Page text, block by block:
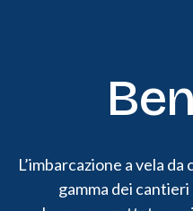
L’imbarcazione a vela
gamma dei